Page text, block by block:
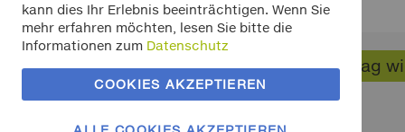
Datenschutz
Vertrag
kann dies Ihr Erlebnis beeinträchtigen. Wenn Sie
mehr erfahren möchten, lesen Sie bitte die
Informationen zum Datenschutz
COOKIES AKZEPTIEREN